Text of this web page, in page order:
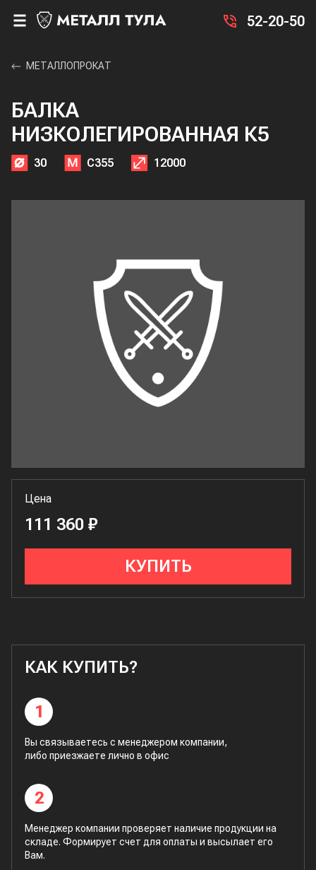
52-20-50
МЕТАЛЛОПРОКАТ
БАЛКА
НИЗКОЛЕГИРОВАННАЯ К5
30 С355 12000
Цена
111 360 ₽
КУПИТЬ
КАК КУПИТЬ?
1
Вы связываетесь с менеджером компании,
либо приезжаете лично в офис
2
Менеджер компании проверяет наличие продукции на
складе. Формирует счет для оплаты и высылает его
Вам.